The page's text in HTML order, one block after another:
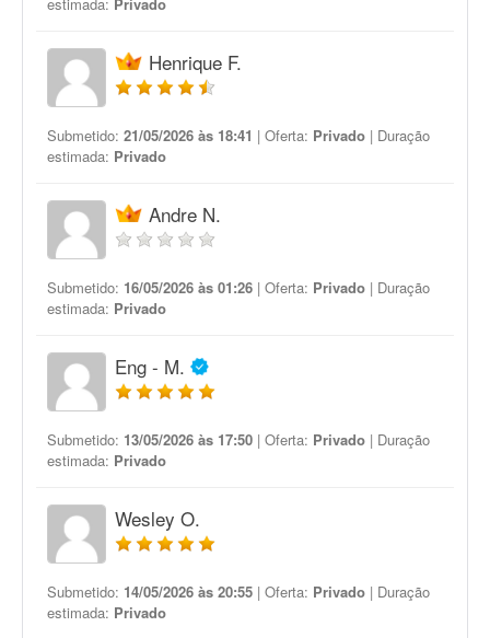
Henrique F.
Submetido: 21/05/2026 às 18:41 | Oferta: Privado | Duração
estimada: Privado
Andre N.
Submetido: 16/05/2026 às 01:26 | Oferta: Privado | Duração
estimada: Privado
Eng - M.
Submetido: 13/05/2026 às 17:50 | Oferta: Privado | Duração
estimada: Privado
Wesley O.
Submetido: 14/05/2026 às 20:55 | Oferta: Privado | Duração
estimada: Privado